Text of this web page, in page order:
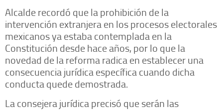
Alcalde recordó que la prohibición de la
intervención extranjera en los procesos electorales
mexicanos ya estaba contemplada en la
Constitución desde hace años, por lo que la
novedad de la reforma radica en establecer una
consecuencia jurídica específica cuando dicha
conducta quede demostrada.
La consejera jurídica precisó que serán las